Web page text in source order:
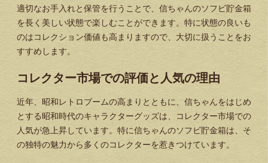
適切なお手入れと保管を行うことで、信ちゃんのソフビ貯金箱
を長く美しい状態で楽しむことができます。特に状態の良いも
のはコレクション価値も高まりますので、大切に扱うことをお
すすめします。
コレクター市場での評価と人気の理由
近年、昭和レトロブームの高まりとともに、信ちゃんをはじめ
とする昭和時代のキャラクターグッズは、コレクター市場での
人気が急上昇しています。特に信ちゃんのソフビ貯金箱は、そ
の独特の魅力から多くのコレクターを惹きつけています。